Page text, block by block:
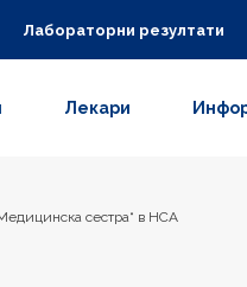
Лабораторни резултати
Лекари
сестра“ в НСА